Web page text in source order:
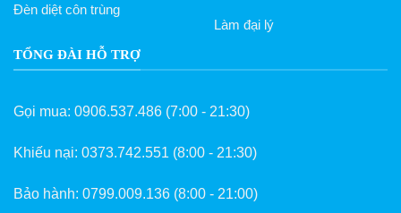
Đèn diệt côn trùng
Làm đại lý
TỔNG ĐÀI HỖ TRỢ
Gọi mua: 0906.537.486 (7:00 - 21:30)
Khiếu nại: 0373.742.551 (8:00 - 21:30)
Bảo hành: 0799.009.136 (8:00 - 21:00)